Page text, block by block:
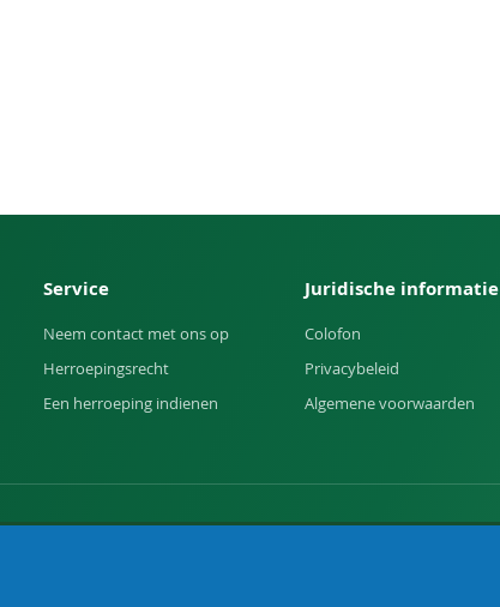
Service
Neem contact met ons op
Herroepingsrecht
Een herroeping indienen
Juridische informatie
Colofon
Privacybeleid
Algemene voorwaarden